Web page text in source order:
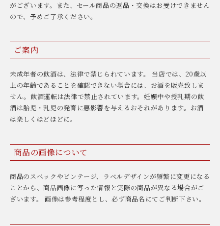
がございます。また、セール商品の返品・交換はお受けできません
ので、予めご了承ください。
ご案内
未成年者の飲酒は、法律で禁じられています。 当店では、20歳以
上の年齢であることを確認できない場合には、お酒を販売致しま
せん。飲酒運転は法律で禁止されています。妊娠中や授乳期の飲
酒は胎児・乳児の発育に悪影響を与えるおそれがあります。お酒
は楽しくほどほどに。
商品の画像について
商品のスペックやビンテージ、ラベルデザインが頻繁に変更になる
ことから、商品画像に写った情報と実際の商品が異なる場合がご
ざいます。 画像は参考程度とし、必ず商品名にてご判断下さい。